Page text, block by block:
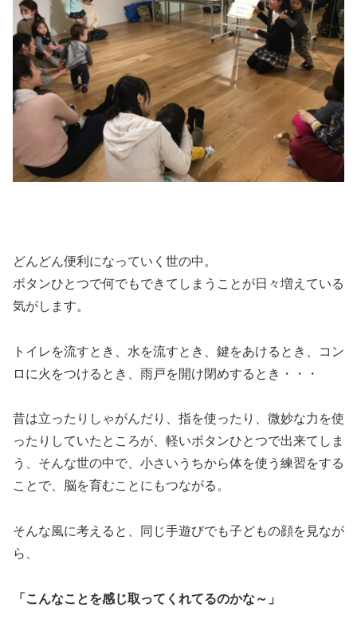
どんどん便利になっていく世の中。
ボタンひとつで何でもできてしまうことが日々増えている
気がします。
トイレを流すとき、水を流すとき、鍵をあけるとき、コン
ロに火をつけるとき、雨戸を開け閉めするとき・・・
昔は立ったりしゃがんだり、指を使ったり、微妙な力を使
ったりしていたところが、軽いボタンひとつで出来てしま
う、そんな世の中で、小さいうちから体を使う練習をする
ことで、脳を育むことにもつながる。
そんな風に考えると、同じ手遊びでも子どもの顔を見なが
ら、
「こんなことを感じ取ってくれてるのかな～」